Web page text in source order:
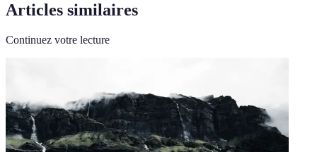
Articles similaires
Continuez votre lecture